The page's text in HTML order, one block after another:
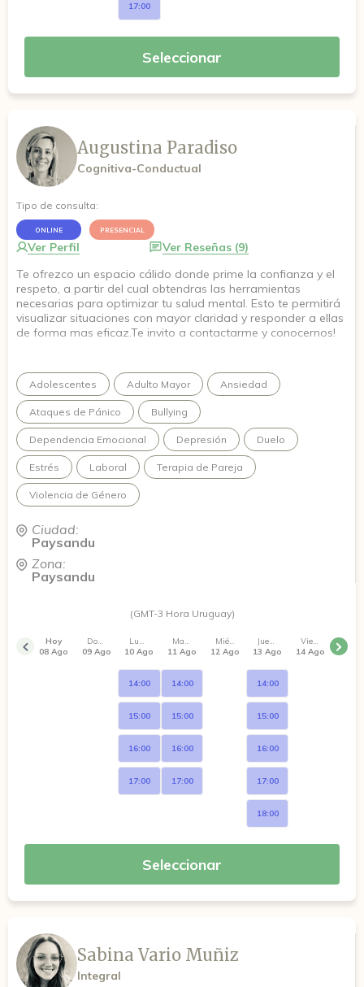
17:00
Seleccionar
Augustina Paradiso
Cognitiva-Conductual
Tipo de consulta:
ONLINE PRESENCIAL
Ver Perfil
Ver Reseñas (9)
Te ofrezco un espacio cálido donde prime la confianza y el
respeto, a partir del cual obtendras las herramientas
necesarias para optimizar tu salud mental. Esto te permitirá
visualizar situaciones con mayor claridad y responder a ellas
de forma mas eficaz.Te invito a contactarme y conocernos!
Adolescentes Adulto Mayor Ansiedad
Ataques de Pánico Bullying
Dependencia Emocional Depresión Duelo
Estrés Laboral Terapia de Pareja
Violencia de Género
Ciudad:
Paysandu
Zona:
Paysandu
(GMT-3 Hora Uruguay)
Hoy
08 Ago
Domingo
09 Ago
Lunes
10 Ago
14:00
15:00
16:00
17:00
Martes
11 Ago
14:00
15:00
16:00
17:00
Miércoles
12 Ago
Jueves
13 Ago
14:00
15:00
16:00
17:00
18:00
Viernes
14 Ago
Seleccionar
Sabina Vario Muñiz
Integral